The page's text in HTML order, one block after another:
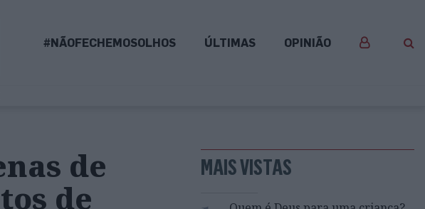
#NÃOFECHEMOSOLHOS ÚLTIMAS OPINIÃO
de
de
MAIS VISTAS